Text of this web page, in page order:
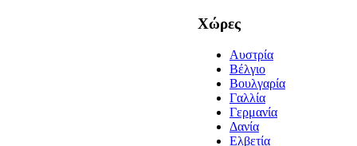
Χώρες
Aυστρία
Bέλγιο
Boυλγαρία
Γαλλία
Γερμανία
Δανία
Ελβετία